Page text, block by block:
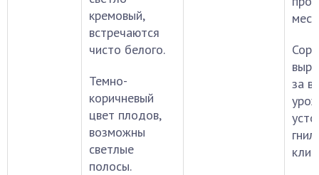
кремовый,
встречаются
чисто белого.
Темно-
коричневый
цвет плодов,
возможны
светлые
полосы.
Сорт
за